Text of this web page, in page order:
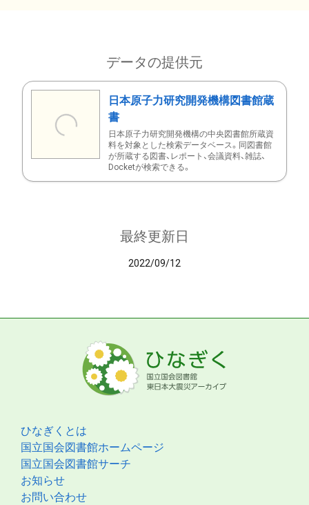
データの提供元
日本原子力研究開発機構図書館蔵
書
日本原子力研究開発機構の中央図書館所蔵資
料を対象とした検索データベース。同図書館
が所蔵する図書、レポート、会議資料、雑誌、
Docketが検索できる。
最終更新日
2022/09/12
ひなぎくとは
国立国会図書館ホームページ
国立国会図書館サーチ
お知らせ
お問い合わせ